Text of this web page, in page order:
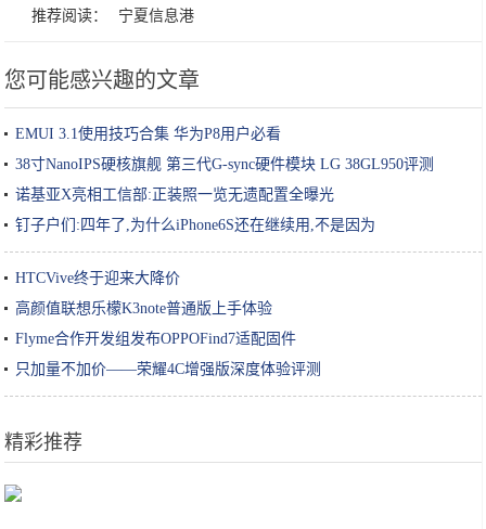
推荐阅读： 宁夏信息港
您可能感兴趣的文章
EMUI 3.1使用技巧合集 华为P8用户必看
38寸NanoIPS硬核旗舰 第三代G-sync硬件模块 LG 38GL950评测
诺基亚X亮相工信部:正装照一览无遗配置全曝光
钉子户们:四年了,为什么iPhone6S还在继续用,不是因为
HTCVive终于迎来大降价
高颜值联想乐檬K3note普通版上手体验
Flyme合作开发组发布OPPOFind7适配固件
只加量不加价——荣耀4C增强版深度体验评测
精彩推荐